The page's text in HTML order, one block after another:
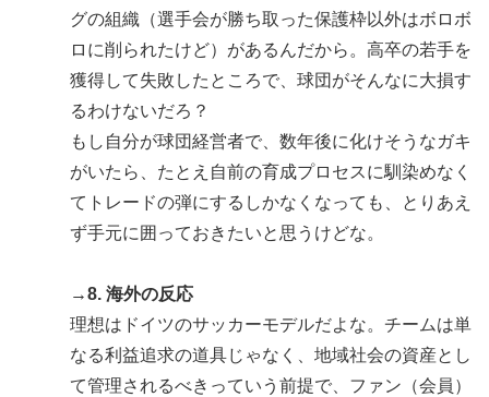
グの組織（選手会が勝ち取った保護枠以外はボロボ
ロに削られたけど）があるんだから。高卒の若手を
獲得して失敗したところで、球団がそんなに大損す
るわけないだろ？
もし自分が球団経営者で、数年後に化けそうなガキ
がいたら、たとえ自前の育成プロセスに馴染めなく
てトレードの弾にするしかなくなっても、とりあえ
ず手元に囲っておきたいと思うけどな。
→8. 海外の反応
理想はドイツのサッカーモデルだよな。チームは単
なる利益追求の道具じゃなく、地域社会の資産とし
て管理されるべきっていう前提で、ファン（会員）